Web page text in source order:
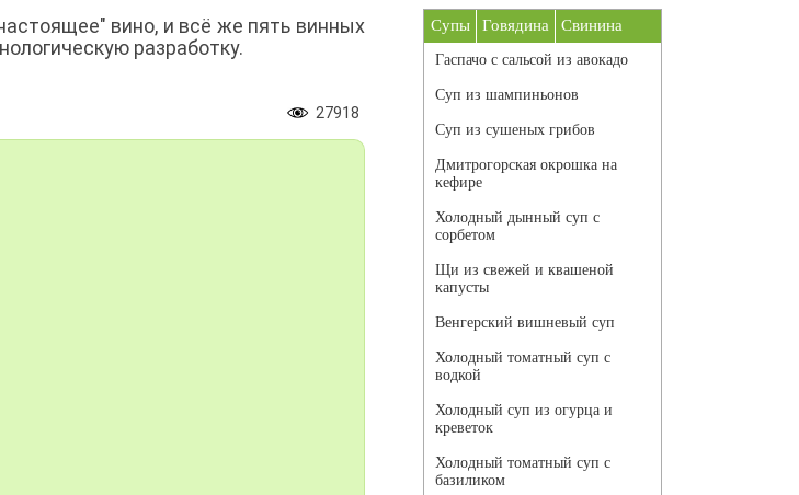
вино, и всё же пять винных
разработку.
27918
Супы Говядина Свинина
Гаспачо с сальсой из авокадо
Суп из шампиньонов
Суп из сушеных грибов
Дмитрогорская окрошка на
кефире
Холодный дынный суп с
сорбетом
Щи из свежей и квашеной
капусты
Венгерский вишневый суп
Холодный томатный суп с
водкой
Холодный суп из огурца и
креветок
Холодный томатный суп с
базиликом